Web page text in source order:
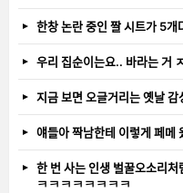
한창 논란 중인 짤 시트가
우리 집순이는요.. 바라는 거
지금 보면 오글거리는 옛날
얘들아 짝남한테 이렇게
한 번 사는 인생
ㅋㅋㅋㅋㅋㅋㅋㅋ